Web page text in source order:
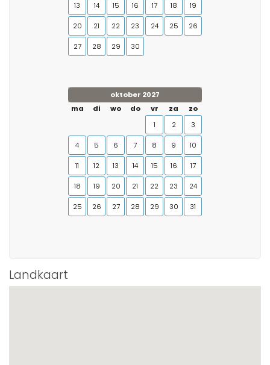
13 14 15 16 17 18 19
20 21 22 23 24 25 26
27 28 29 30
oktober 2027
ma
di wo do vr za
zo
1
2 3
4 5 6 7 8 9 10
11 12 13 14 15 16 17
18 19 20 21 22 23 24
25 26 27 28 29 30 31
Landkaart